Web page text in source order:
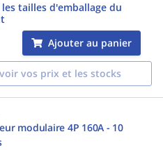
tailles d'emballage du
Ajouter au panier
vos prix et les stocks
modulaire 4P 160A - 10